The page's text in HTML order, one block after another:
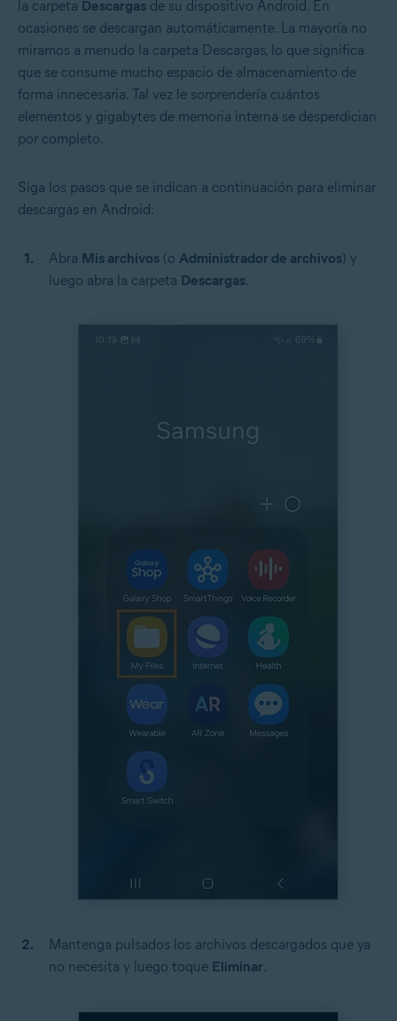
la carpeta Descargas de su dispositivo Android. En
ocasiones se descargan automáticamente. La mayoría no
miramos a menudo la carpeta Descargas, lo que significa
que se consume mucho espacio de almacenamiento de
forma innecesaria. Tal vez le sorprendería cuántos
elementos y gigabytes de memoria interna se desperdician
por completo.
Siga los pasos que se indican a continuación para eliminar
descargas en Android:
Abra Mis archivos (o Administrador de archivos) y
luego abra la carpeta Descargas.
Mantenga pulsados los archivos descargados que ya
no necesita y luego toque Eliminar.